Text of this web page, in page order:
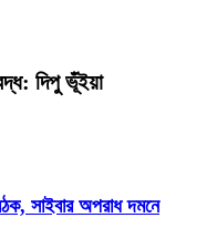
দিপু ভূঁইয়া
সাইবার অপরাধ দমনে